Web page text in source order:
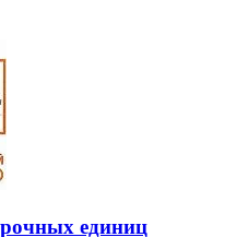
единиц